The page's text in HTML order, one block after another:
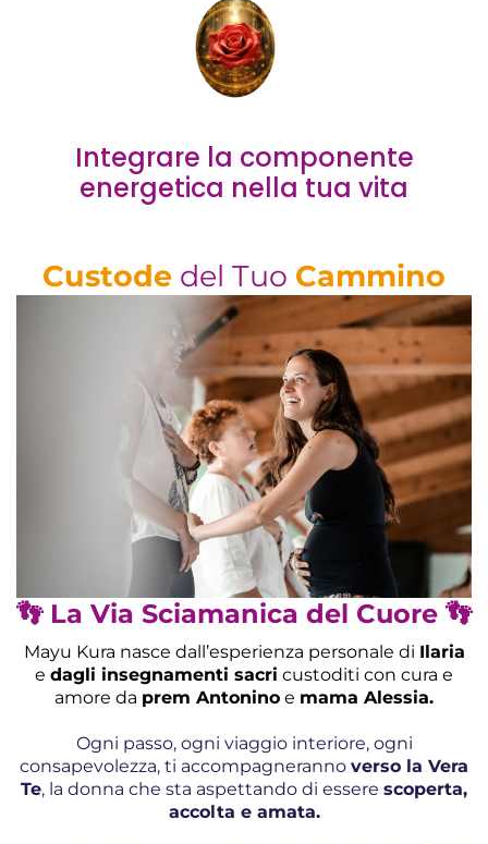
Integrare la componente
energetica nella tua vita
Custode del Tuo Cammino
👣 La Via Sciamanica del Cuore 👣
Mayu Kura nasce dall’esperienza personale di Ilaria
e dagli insegnamenti sacri custoditi con cura e
amore da prem Antonino e mama Alessia.
Ogni passo, ogni viaggio interiore, ogni
consapevolezza, ti accompagneranno verso la Vera
Te, la donna che sta aspettando di essere scoperta,
accolta e amata.